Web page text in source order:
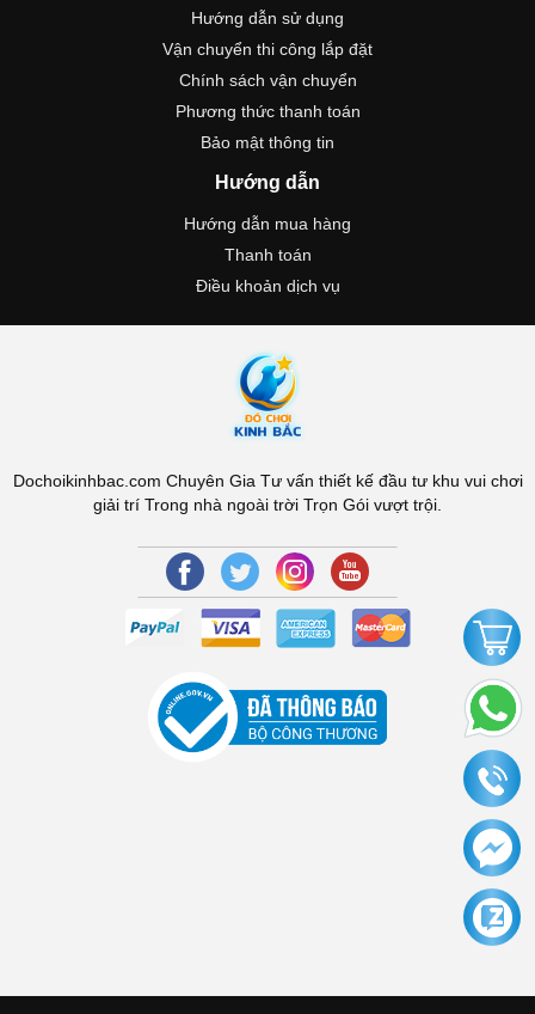
Hướng dẫn sử dụng
Vận chuyển thi công lắp đặt
Chính sách vận chuyển
Phương thức thanh toán
Bảo mật thông tin
Hướng dẫn
Hướng dẫn mua hàng
Thanh toán
Điều khoản dịch vụ
Dochoikinhbac.com Chuyên Gia Tư vấn thiết kế đầu tư khu vui chơi
giải trí Trong nhà ngoài trời Trọn Gói vượt trội.